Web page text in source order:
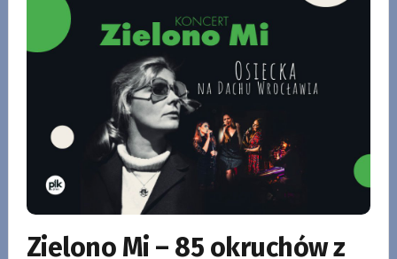
Zielono Mi – 85 okruchów z